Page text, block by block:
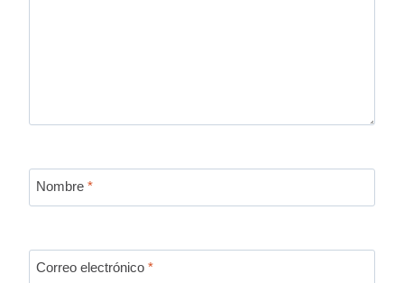
Nombre *
Correo electrónico *